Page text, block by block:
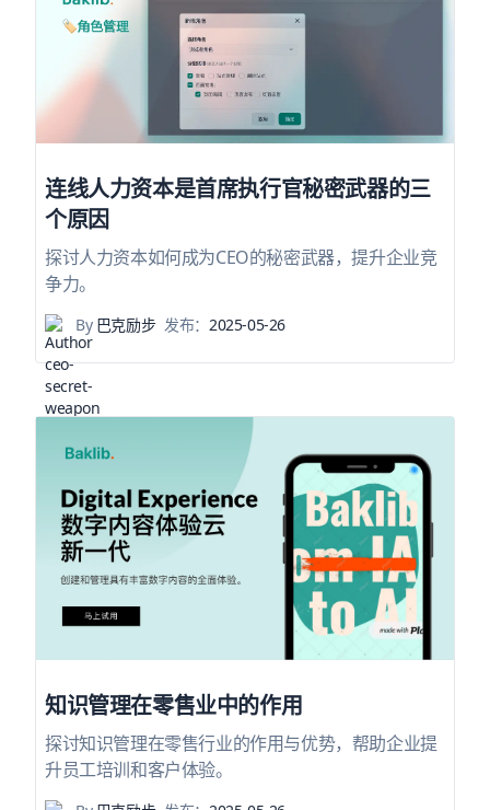
连线人力资本是首席执行官秘密武器的三
个原因
探讨人力资本如何成为CEO的秘密武器，提升企业竞
争力。
By巴克励步 发布：2025-05-26
知识管理在零售业中的作用
探讨知识管理在零售行业的作用与优势，帮助企业提
升员工培训和客户体验。